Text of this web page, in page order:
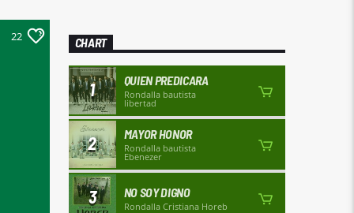
22 CHART
1 QUIEN PREDICARA
Rondalla bautista
libertad
2 MAYOR HONOR
Rondalla bautista
Ebenezer
3 NO SOY DIGNO
Rondalla Cristiana Horeb